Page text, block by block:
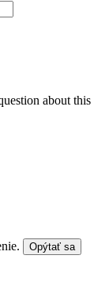
about this